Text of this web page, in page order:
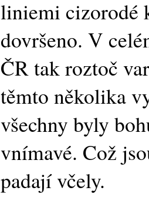
liniemi cizorodé
dovršeno. V
ČR tak roztoč
těmto několika
všechny byly
vnímavé. Což
padají včely.